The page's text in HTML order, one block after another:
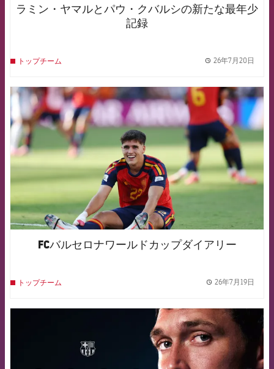
ラミン・ヤマルとパウ・クバルシの新たな最年少
記録
トップチーム 26年7月20日
FCB Barcelona badge
FCバルセロナワールドカップダイアリー
トップチーム 26年7月19日
FCB Barcelona badge